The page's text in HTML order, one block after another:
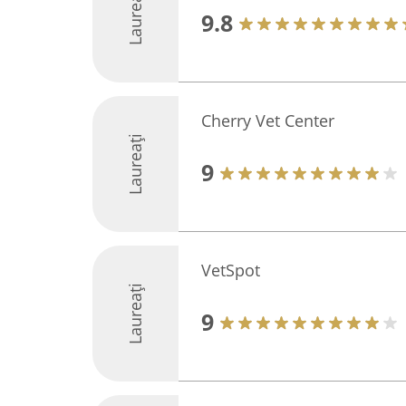
Laureați 9.8
Laureați
Cherry Vet Center
9
Laureați
VetSpot
9